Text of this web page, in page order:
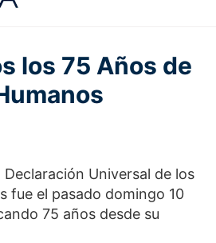
los 75 Años de
Declaración Universal de los
fue el pasado domingo 10
75 años desde su